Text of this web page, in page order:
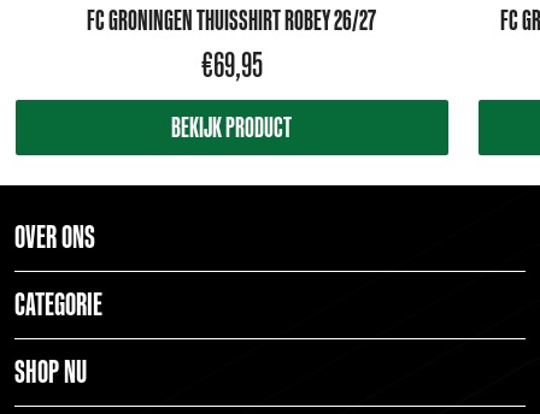
FC GRONINGEN THUISSHIRT ROBEY 26/27
€69,95
BEKIJK PRODUCT
FC
OVER ONS
CATEGORIE
SHOP NU